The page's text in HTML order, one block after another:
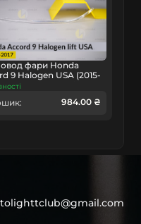
фари Honda
9 Halogen USA (2015-
короткий лівий
984.00 ₴